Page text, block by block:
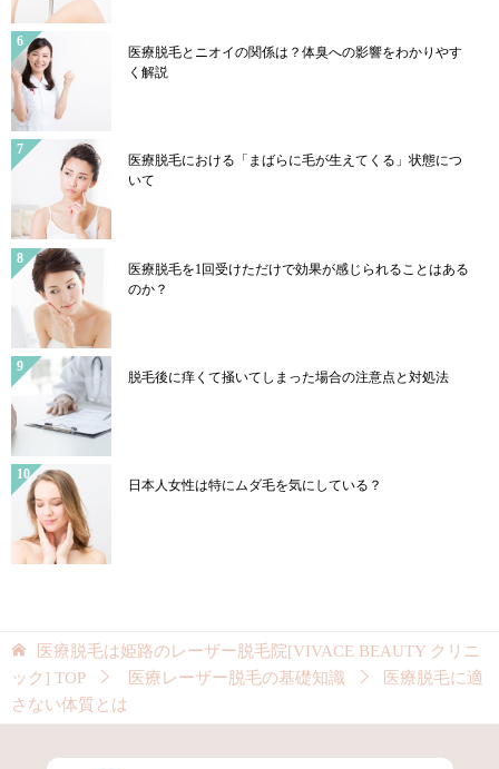
医療脱毛とニオイの関係は？体臭への影響をわかりやす
く解説
医療脱毛における「まばらに毛が生えてくる」状態につ
いて
医療脱毛を1回受けただけで効果が感じられることはある
のか？
脱毛後に痒くて掻いてしまった場合の注意点と対処法
日本人女性は特にムダ毛を気にしている？
医療脱毛は姫路のレーザー脱毛院[VIVACE BEAUTY クリニ
ック] TOP 医療レーザー脱毛の基礎知識
医療脱毛に適
さない体質とは